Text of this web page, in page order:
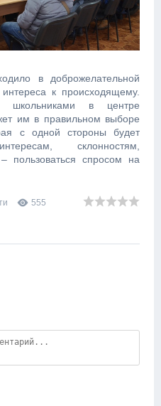
в доброжелательной
к происходящему.
школьниками в центре
им в правильном выборе
с одной стороны будет
склонностям,
пользоваться спросом на
555